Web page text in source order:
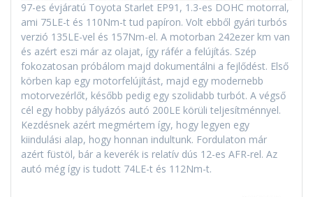
97-es évjáratú Toyota Starlet EP91, 1.3-es DOHC motorral,
ami 75LE-t és 110Nm-t tud papíron. Volt ebből gyári turbós
verzió 135LE-vel és 157Nm-el. A motorban 242ezer km van
és azért eszi már az olajat, így ráfér a felújítás. Szép
fokozatosan próbálom majd dokumentálni a fejlődést. Első
körben kap egy motorfelújítást, majd egy modernebb
motorvezérlőt, később pedig egy szolidabb turbót. A végső
cél egy hobby pályázós autó 200LE körüli teljesítménnyel.
Kezdésnek azért megmértem így, hogy legyen egy
kiindulási alap, hogy honnan indultunk. Fordulaton már
azért füstöl, bár a keverék is relatív dús 12-es AFR-rel. Az
autó még így is tudott 74LE-t és 112Nm-t.